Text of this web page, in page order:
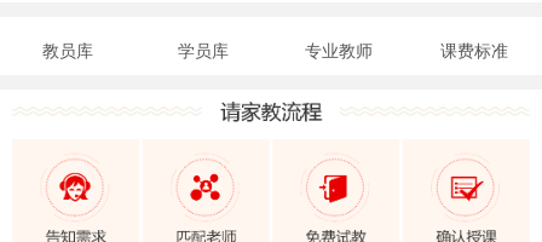
上海家教网女生家教安全必读！
上海家教网大学生做家教安全须知！
上海家教网家教试课规则 2020-1-18
上海家教网免责声明 2016-11-15
教员库 学员库 专业教师 课费标准